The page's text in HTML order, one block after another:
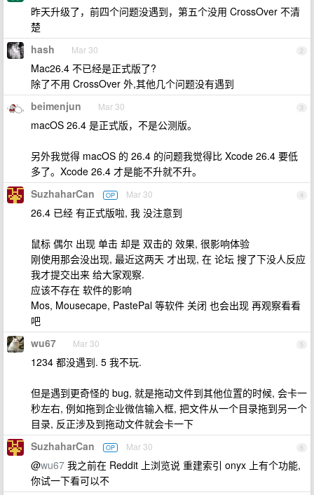
昨天升级了，前四个问题没遇到，第五个没用 CrossOver 不清
楚
2
hash Mar 30
Mac26.4 不已经是正式版了?
除了不用 CrossOver 外,其他几个问题没有遇到
3
beimenjun Mar 30
macOS 26.4 是正式版，不是公测版。
另外我觉得 macOS 的 26.4 的问题我觉得比 Xcode 26.4 要低
多了。Xcode 26.4 才是能不升就不升。
4
SuzhaharCan OP Mar 30
26.4 已经 有正式版啦, 我 没注意到
鼠标 偶尔 出现 单击 却是 双击的 效果, 很影响体验
刚使用那会没出现, 最近这两天 才出现, 在 论坛 搜了下没人反应
我才提交出来 给大家观察.
应该不存在 软件的影响
Mos, Mousecape, PastePal 等软件 关闭 也会出现 再观察看看
吧
5
wu67 Mar 30
1234 都没遇到. 5 我不玩.
但是遇到更奇怪的 bug, 就是拖动文件到其他位置的时候, 会卡一
秒左右, 例如拖到企业微信输入框, 把文件从一个目录拖到另一个
目录, 反正涉及到拖动文件就会卡一下
6
SuzhaharCan OP Mar 30
@wu67 我之前在 Reddit 上浏览说 重建索引 onyx 上有个功能,
你试一下看可以不